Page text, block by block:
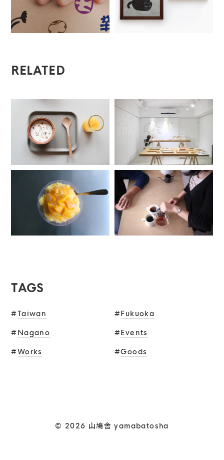
RELATED
TAGS
#Taiwan #Fukuoka
# Nagano #Events
#Works #Goods
© 2026 山鳩舎 yamabatosha